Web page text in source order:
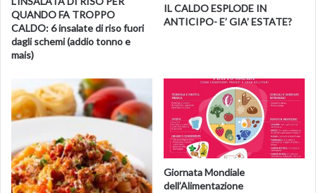
St-Germain. Guarnite quindi con 3 fette di limone
tagliate sottilmente e una spolverata di polvere di
QUANDO FA TROPPO
CALDO: 6 insalate di riso fuori
dagli schemi (addio tonno e
mais)
IL CALDO ESPLODE IN
ANTICIPO- E’ GIA’ ESTATE?
Giornata Mondiale
dell’Alimentazione